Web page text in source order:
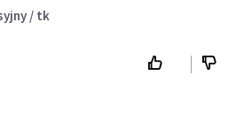
/ tk